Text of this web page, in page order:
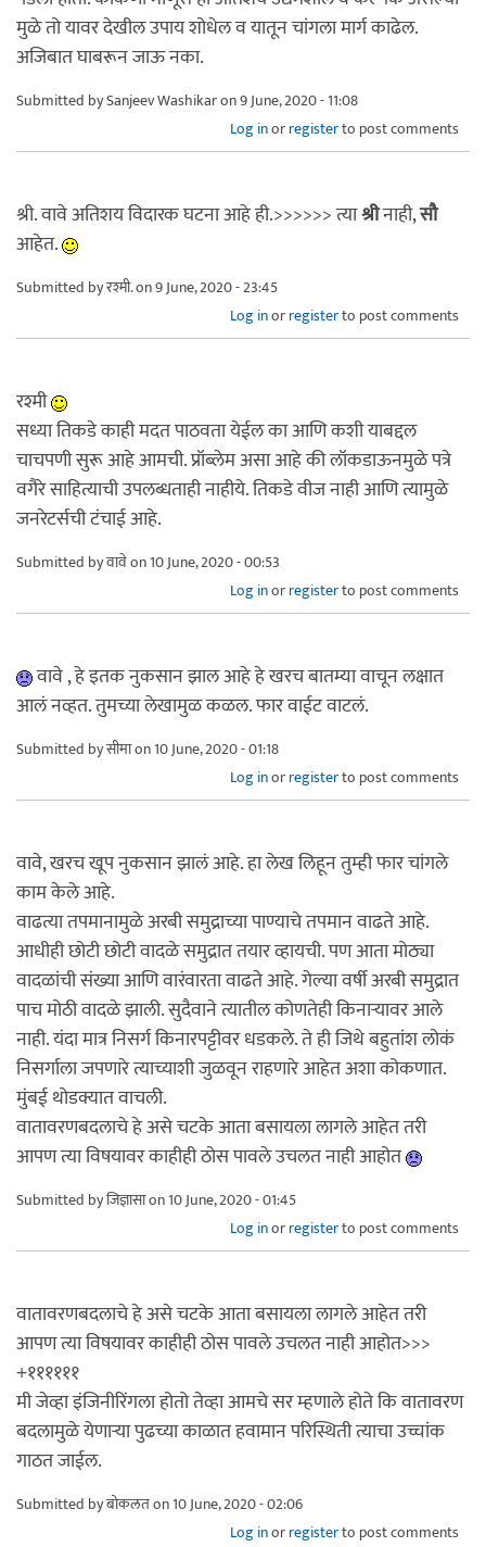
मुळे तो यावर देखील उपाय शोधेल व यातून चांगला मार्ग काढेल.
अजिबात घाबरून जाऊ नका.
Submitted bySanjeev Washikaron 9 June, 2020 - 11:08
Log inorregisterto post comments
श्री. वावे अतिशय विदारक घटना आहे ही.>>>>>> त्याश्रीनाही,सौ
आहेत.
Submitted byरश्मी.on 9 June, 2020 - 23:45
Log inorregisterto post comments
रश्मी
सध्या तिकडे काही मदत पाठवता येईल का आणि कशी याबद्दल
चाचपणी सुरू आहे आमची. प्रॉब्लेम असा आहे की लॉकडाऊनमुळे पत्रे
वगैरे साहित्याची उपलब्धताही नाहीये. तिकडे वीज नाही आणि त्यामुळे
जनरेटर्सची टंचाई आहे.
Submitted byवावेon 10 June, 2020 - 00:53
Log inorregisterto post comments
वावे , हे इतक नुकसान झाल आहे हे खरच बातम्या वाचून लक्षात
आलं नव्हत. तुमच्या लेखामुळ कळल. फार वाईट वाटलं.
Submitted byसीमाon 10 June, 2020 - 01:18
Log inorregisterto post comments
वावे, खरच खूप नुकसान झालं आहे. हा लेख लिहून तुम्ही फार चांगले
काम केले आहे.
वाढत्या तपमानामुळे अरबी समुद्राच्या पाण्याचे तपमान वाढते आहे.
आधीही छोटी छोटी वादळे समुद्रात तयार व्हायची. पण आता मोठ्या
वादळांची संख्या आणि वारंवारता वाढते आहे. गेल्या वर्षी अरबी समुद्रात
पाच मोठी वादळे झाली. सुदैवाने त्यातील कोणतेही किनाऱ्यावर आले
नाही. यंदा मात्र निसर्ग किनारपट्टीवर धडकले. ते ही जिथे बहुतांश लोकं
निसर्गाला जपणारे त्याच्याशी जुळवून राहणारे आहेत अशा कोकणात.
मुंबई थोडक्यात वाचली.
वातावरणबदलाचे हे असे चटके आता बसायला लागले आहेत तरी
आपण त्या विषयावर काहीही ठोस पावले उचलत नाही आहोत
Submitted byजिज्ञासाon 10 June, 2020 - 01:45
Log inorregisterto post comments
वातावरणबदलाचे हे असे चटके आता बसायला लागले आहेत तरी
आपण त्या विषयावर काहीही ठोस पावले उचलत नाही आहोत>>>
+११११११
मी जेव्हा इंजिनीरिंगला होतो तेव्हा आमचे सर म्हणाले होते कि वातावरण
बदलामुळे येणाऱ्या पुढच्या काळात हवामान परिस्थिती त्याचा उच्चांक
गाठत जाईल.
Submitted byबोकलतon 10 June, 2020 - 02:06
Log inorregisterto post comments